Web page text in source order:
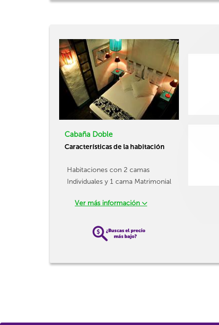
Cabaña Doble
Características de la habitación
Habitaciones con 2 camas
Individuales y 1 cama Matrimonial
Ver más información